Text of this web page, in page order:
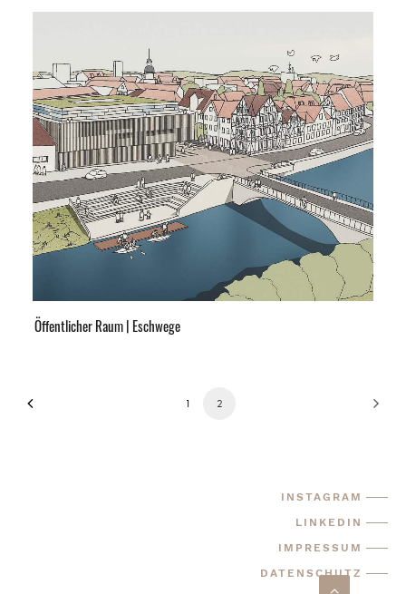
Öffentlicher Raum | Eschwege
1 2
INSTAGRAM
LINKEDIN
IMPRESSUM
DATENSCHUTZ